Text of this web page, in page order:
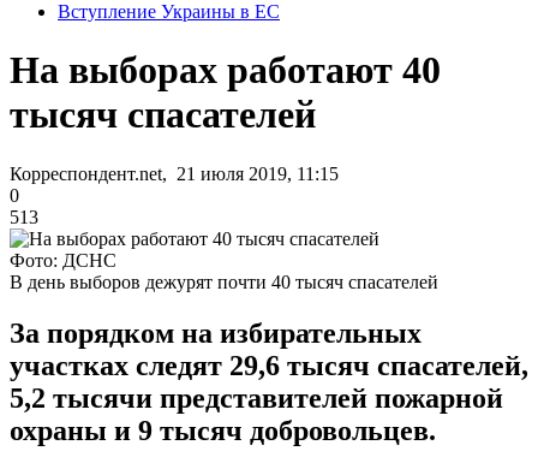
Вступление Украины в ЕС
На выборах работают 40
тысяч спасателей
Корреспондент.net, 21 июля 2019, 11:15
0
513
Фото: ДСНС
В день выборов дежурят почти 40 тысяч спасателей
За порядком на избирательных
участках следят 29,6 тысяч спасателей,
5,2 тысячи представителей пожарной
охраны и 9 тысяч добровольцев.